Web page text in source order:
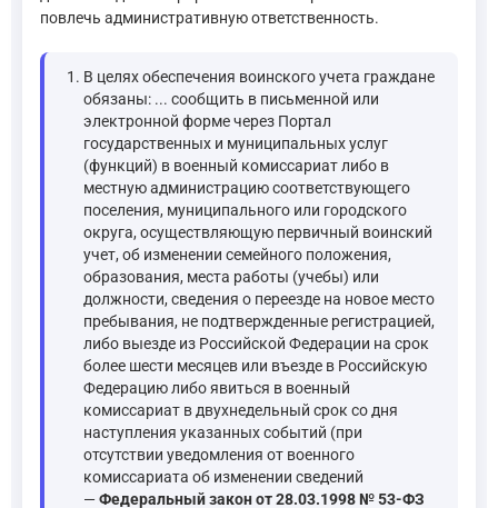
повлечь административную ответственность.
В целях обеспечения воинского учета граждане
обязаны: ... сообщить в письменной или
электронной форме через Портал
государственных и муниципальных услуг
(функций) в военный комиссариат либо в
местную администрацию соответствующего
поселения, муниципального или городского
округа, осуществляющую первичный воинский
учет, об изменении семейного положения,
образования, места работы (учебы) или
должности, сведения о переезде на новое место
пребывания, не подтвержденные регистрацией,
либо выезде из Российской Федерации на срок
более шести месяцев или въезде в Российскую
Федерацию либо явиться в военный
комиссариат в двухнедельный срок со дня
наступления указанных событий (при
отсутствии уведомления от военного
комиссариата об изменении сведений
—Федеральный закон от 28.03.1998 № 53-ФЗ